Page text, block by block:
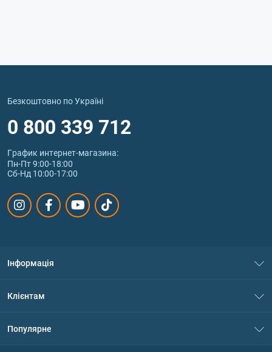
Безкоштовно по Україні
0 800 339 712
График интернет‑магазина:
Пн-Пт 9:00-18:00
Сб-Нд 10:00-17:00
Інформація
Політика конфіденційності
Клієнтам
Популярне